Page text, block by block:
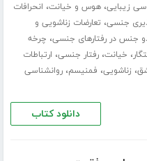
زیبایی،هوس و خیانت، انحرافات
جنسی، تعارضات زناشویی و
دو جنس در رفتارهای جنسی، چرخه
، خیانت،رفتار جنسی، ارتباطات
، زناشویی، فمنیسم،روانشناسی
دانلود کتاب